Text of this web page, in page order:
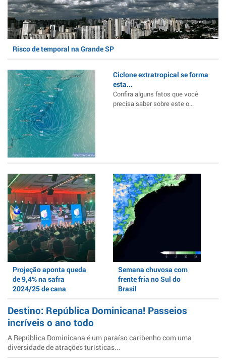
Risco de temporal na Grande SP
Ciclone extratropical se forma
esta...
Confira alguns fatos que você
precisa saber sobre este o...
Projeção aponta queda
de 9,4% na safra
2024/25 de cana
Semana chuvosa com
frente fria no Sul do
Brasil
Destino: República Dominicana! Passeios
incríveis o ano todo
A República Dominicana é um paraíso caribenho com uma
diversidade de atrações turísticas...